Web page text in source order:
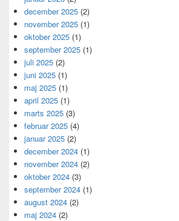
december 2025 (2)
november 2025 (1)
oktober 2025 (1)
september 2025 (1)
juli 2025 (2)
juni 2025 (1)
maj 2025 (1)
april 2025 (1)
marts 2025 (3)
februar 2025 (4)
januar 2025 (2)
december 2024 (1)
november 2024 (2)
oktober 2024 (3)
september 2024 (1)
august 2024 (2)
maj 2024 (2)